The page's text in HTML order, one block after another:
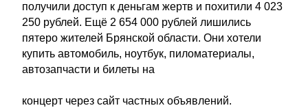
получили доступ к деньгам жертв и похитили 4 023
250 рублей. Ещё 2 654 000 рублей лишились
пятеро жителей Брянской области. Они хотели
купить автомобиль, ноутбук, пиломатериалы,
автозапчасти и билеты на
концерт через сайт частных объявлений.